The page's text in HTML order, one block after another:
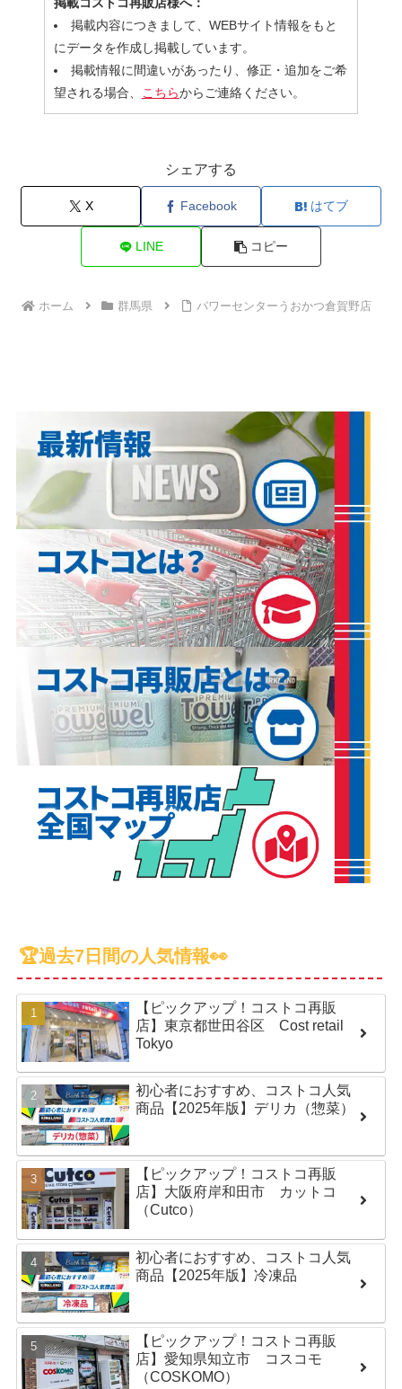
掲載内容につきまして、WEBサイト情報をもと
にデータを作成し掲載しています。
掲載情報に間違いがあったり、修正・追加をご希
望される場合、
こちらからご連絡ください。
シェアする
X Facebook はてブ
LINE コピー
ホーム 群馬県 パワーセンターうおかつ倉賀野店
🏆過去7日間の人気情報👀
【ピックアップ！コストコ再販
店】東京都世田谷区 Cost retail
Tokyo
初心者におすすめ、コストコ人気
商品【2025年版】デリカ（惣菜）
【ピックアップ！コストコ再販
店】大阪府岸和田市 カットコ
（Cutco）
初心者におすすめ、コストコ人気
商品【2025年版】冷凍品
【ピックアップ！コストコ再販
店】愛知県知立市 コスコモ
（COSKOMO）